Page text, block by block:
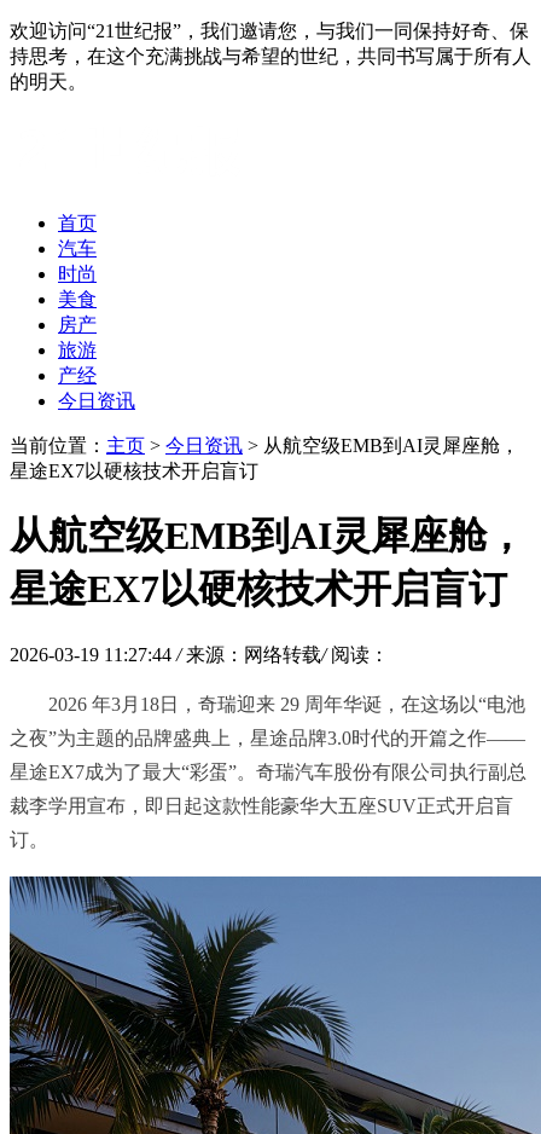
欢迎访问“21世纪报”，我们邀请您，与我们一同保持好奇、保
持思考，在这个充满挑战与希望的世纪，共同书写属于所有人
的明天。
首页
汽车
时尚
美食
房产
旅游
产经
今日资讯
当前位置： 主页 > 今日资讯 > 从航空级EMB到AI灵犀座舱，
星途EX7以硬核技术开启盲订
从航空级EMB到AI灵犀座舱，
星途EX7以硬核技术开启盲订
2026-03-19 11:27:44 / 来源：网络转载/ 阅读：
2026 年3月18日，奇瑞迎来 29 周年华诞，在这场以“电池
之夜”为主题的品牌盛典上，星途品牌3.0时代的开篇之作——
星途EX7成为了最大“彩蛋”。奇瑞汽车股份有限公司执行副总
裁李学用宣布，即日起这款性能豪华大五座SUV正式开启盲
订。